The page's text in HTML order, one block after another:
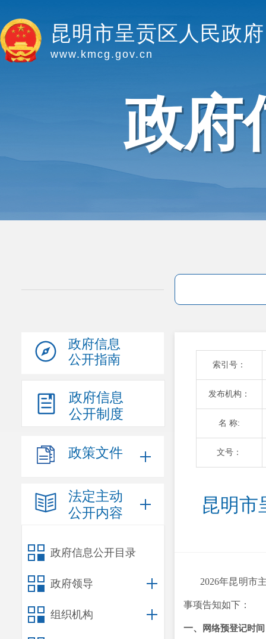
昆明市呈贡区人民政府
www.kmcg.gov.cn
政府
政府信息
公开指南
政府信息
公开制度
政策文件
法定主动
公开内容
政府信息公开目录
政府领导
组织机构
索引号：
发布机构：
名 称:
文号：
昆明市
2026年昆明市
事项告知如下：
一、 网络预登记时间